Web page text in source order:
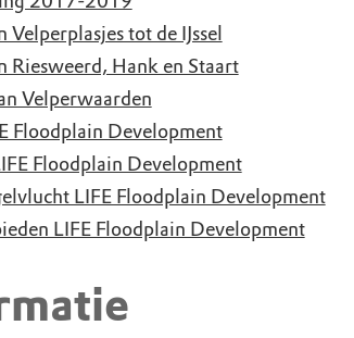
tot de IJssel
Riesweerd, Hank en Staart
Velperwaarden
Floodplain Development
Floodplain Development
LIFE Floodplain Development
LIFE Floodplain Development